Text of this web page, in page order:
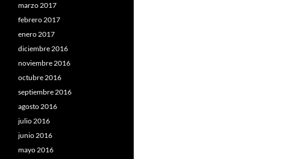
marzo 2017
febrero 2017
enero 2017
diciembre 2016
noviembre 2016
octubre 2016
septiembre 2016
agosto 2016
julio 2016
junio 2016
mayo 2016